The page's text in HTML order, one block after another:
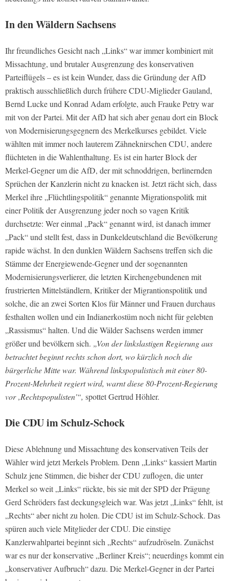
In den Wäldern Sachsens
Ihr freundliches Gesicht nach „Links“ war immer kombiniert mit
Missachtung, und brutaler Ausgrenzung des konservativen
Parteiflügels – es ist kein Wunder, dass die Gründung der AfD
praktisch ausschließlich durch frühere CDU-Miglieder Gauland,
Bernd Lucke und Konrad Adam erfolgte, auch Frauke Petry war
mit von der Partei. Mit der AfD hat sich aber genau dort ein Block
von Modernisierungsgegnern des Merkelkurses gebildet. Viele
wählten mit immer noch lauterem Zähneknirschen CDU, andere
flüchteten in die Wahlenthaltung. Es ist ein harter Block der
Merkel-Gegner um die AfD, der mit schnoddrigen, berlinernden
Sprüchen der Kanzlerin nicht zu knacken ist. Jetzt rächt sich, dass
Merkel ihre „Flüchtlingspolitik“ genannte Migrationspolitk mit
einer Politik der Ausgrenzung jeder noch so vagen Kritik
durchsetzte: Wer einmal „Pack“ genannt wird, ist danach immer
„Pack“ und stellt fest, dass in Dunkeldeutschland die Bevölkerung
rapide wächst. In den dunklen Wäldern Sachsens treffen sich die
Stämme der Energiewende-Gegner und der sogenannten
Modernisierungsverlierer, die letzten Kirchengebundenen mit
frustrierten Mittelständlern, Kritiker der Migrantionspolitik und
solche, die an zwei Sorten Klos für Männer und Frauen durchaus
festhalten wollen und ein Indianerkostüm noch nicht für gelebten
„Rassismus“ halten. Und die Wälder Sachsens werden immer
größer und bevölkern sich. „Von der linkslastigen Regierung aus
betrachtet beginnt rechts schon dort, wo kürzlich noch die
bürgerliche Mitte war. Während linkspopulistisch mit einer 80-
Prozent-Mehrheit regiert wird, warnt diese 80-Prozent-Regierung
vor ‚Rechtspopulisten'“, spottet Gertrud Höhler.
Die CDU im Schulz-Schock
Diese Ablehnung und Missachtung des konservativen Teils der
Wähler wird jetzt Merkels Problem. Denn „Links“ kassiert Martin
Schulz jene Stimmen, die bisher der CDU zuflogen, die unter
Merkel so weit „Links“ rückte, bis sie mit der SPD der Prägung
Gerd Schröders fast deckungsgleich war. Was jetzt „Links“ fehlt, ist
„Rechts“ aber nicht zu holen. Die CDU ist im Schulz-Schock. Das
spüren auch viele Mitglieder der CDU. Die einstige
Kanzlerwahlpartei beginnt sich „Rechts“ aufzudröseln. Zunächst
war es nur der konservative „Berliner Kreis“; neuerdings kommt ein
„konservativer Aufbruch“ dazu. Die Merkel-Gegner in der Partei